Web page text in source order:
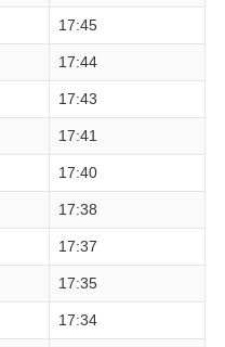
17:45
17:44
17:43
17:41
17:40
17:38
17:37
17:35
17:34